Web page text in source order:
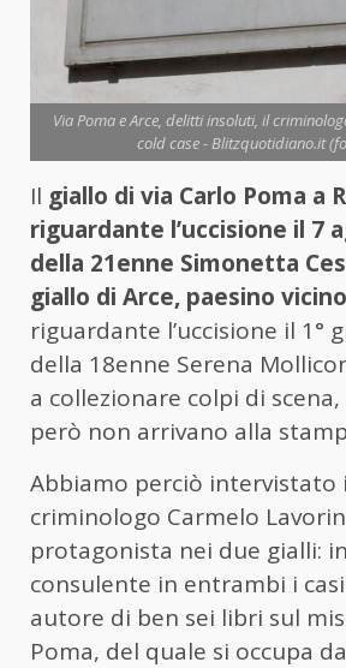
Via Poma e Arce, delitti insoluti, il
cold case - Blitzquotidiano.it
Il giallo di via Carlo Poma a
riguardante l’uccisione il 7
della 21enne Simonetta
giallo di Arce, paesino
riguardante l’uccisione il 1°
della 18enne Serena
a collezionare colpi di
però non arrivano alla
Abbiamo perciò intervistato
criminologo Carmelo
protagonista nei due gialli:
consulente in entrambi i
autore di ben sei libri sul
Poma, del quale si occupa